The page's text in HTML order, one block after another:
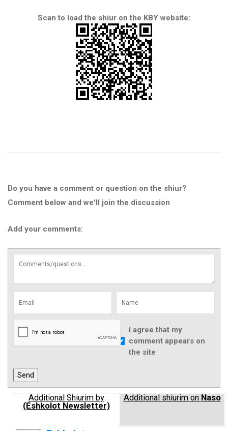
Scan to load the shiur on the KBY website:
Do you have a comment or question on the shiur?
Comment below and we'll join the discussion
Add your comments:
I agree that my
comment appears on
the site
Additional Shiurim by
(Eshkolot Newsletter)
Additional shiurim on Naso